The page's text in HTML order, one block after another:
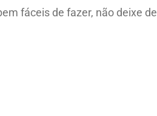
fáceis de fazer, não deixe de